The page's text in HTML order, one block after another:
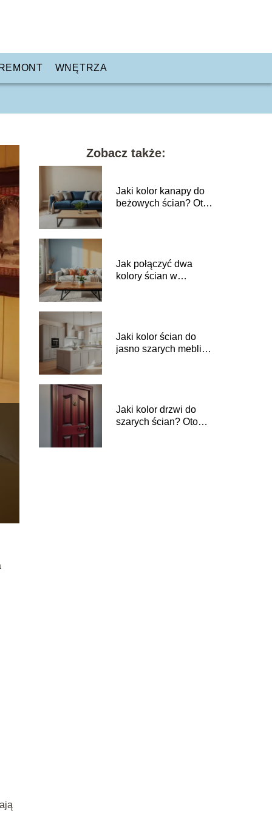
REMONT WNĘTRZA
Zobacz także:
Jaki kolor kanapy do
beżowych ścian? Oto
Jak połączyć dwa
kolory ścian w
Jaki kolor ścian do
jasno szarych mebli
Jaki kolor drzwi do
szarych ścian? Oto